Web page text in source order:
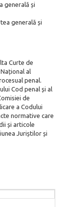
generală și
generală și
Curte de
al
penal.
Cod penal și al
de
a Codului
normative care
și articole
Juriștilor și